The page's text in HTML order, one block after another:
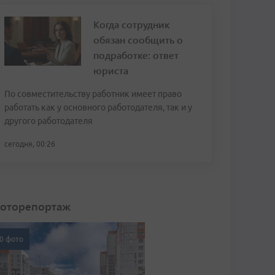
Когда сотрудник
обязан сообщить о
подработке: ответ
юриста
По совместительству работник имеет право
работать как у основного работодателя, так и у
другого работодателя
сегодня, 00:26
фото